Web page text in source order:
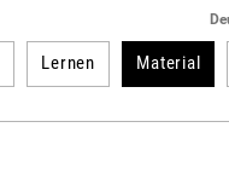
Lernen Material